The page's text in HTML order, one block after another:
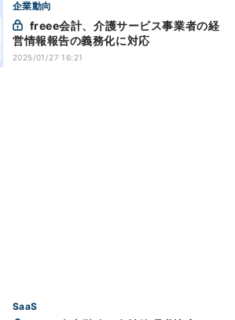
企業動向
営情報報告の義務化に対応
2025/01/27 16:21
SaaS